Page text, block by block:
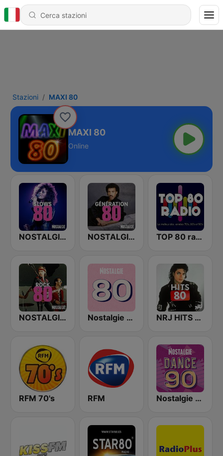
Stazioni MAXI 80
MAXI 80
Online
NOSTALGIE SLOWS 80 NOSTALGIE GENERATION 80 TOP 80 radio
NOSTALGIE ROCK 80 Nostalgie 80 NRJ HITS 80'
RFM 70's RFM Nostalgie Dance 90